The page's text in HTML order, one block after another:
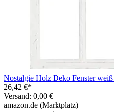
Nostalgie Holz Deko Fenster
26,42 €*
Versand: 0,00 €
amazon.de (Marktplatz)